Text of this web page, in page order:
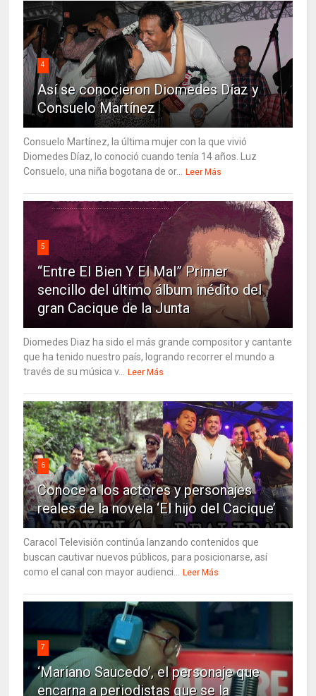
4
Así se conocieron Diomedes Díaz y
Consuelo Martínez
Consuelo Martínez, la última mujer con la que vivió
Diomedes Díaz, lo conoció cuando tenía 14 años. Luz
Consuelo, una niña bogotana de or...
Leer Más
5
“Entre El Bien Y El Mal” Primer
sencillo del último álbum inédito del
gran Cacique de la Junta
Diomedes Diaz ha sido el más grande compositor y cantante
que ha tenido nuestro país, logrando recorrer el mundo a
través de su música v...
Leer Más
6
Conoce a los actores y personajes
reales de la novela ‘El hijo del Cacique’
Caracol Televisión continúa lanzando contenidos que
buscan cautivar nuevos públicos, para posicionarse, así
como el canal con mayor audienci...
Leer Más
7
‘Mariano Saucedo’, el personaje que
encarna a periodistas que se la